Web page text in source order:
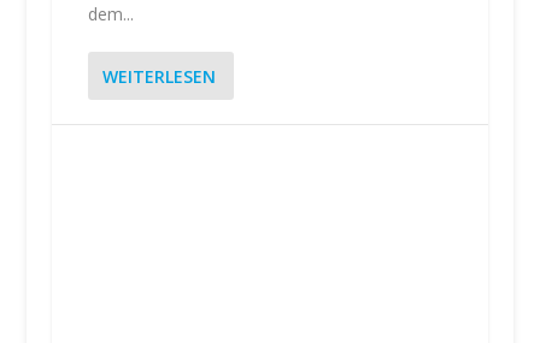
dem...
WEITERLESEN